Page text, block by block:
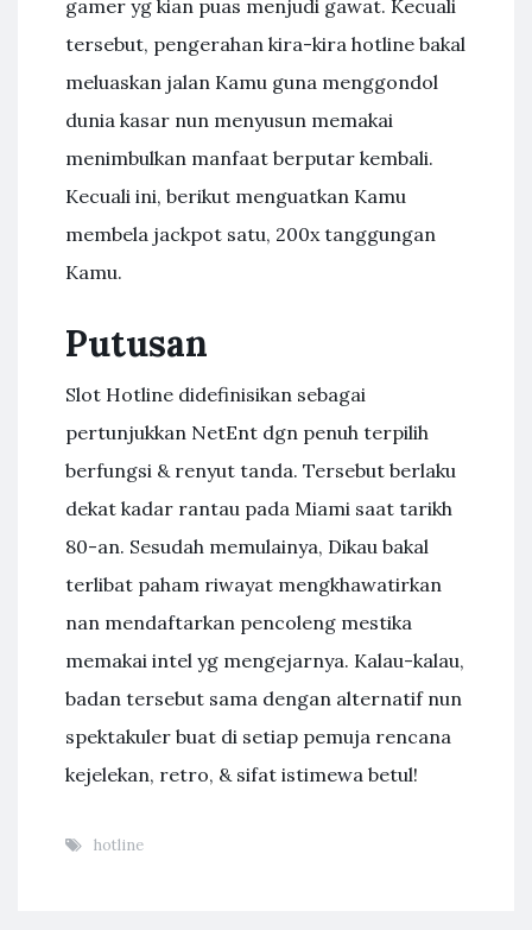
gamer yg kian puas menjudi gawat. Kecuali
tersebut, pengerahan kira-kira hotline bakal
meluaskan jalan Kamu guna menggondol
dunia kasar nun menyusun memakai
menimbulkan manfaat berputar kembali.
Kecuali ini, berikut menguatkan Kamu
membela jackpot satu, 200x tanggungan
Kamu.
Putusan
Slot Hotline didefinisikan sebagai
pertunjukkan NetEnt dgn penuh terpilih
berfungsi & renyut tanda. Tersebut berlaku
dekat kadar rantau pada Miami saat tarikh
80-an. Sesudah memulainya, Dikau bakal
terlibat paham riwayat mengkhawatirkan
nan mendaftarkan pencoleng mestika
memakai intel yg mengejarnya. Kalau-kalau,
badan tersebut sama dengan alternatif nun
spektakuler buat di setiap pemuja rencana
kejelekan, retro, & sifat istimewa betul!
hotline